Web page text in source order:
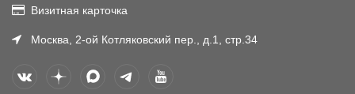
Визитная карточка
Москва, 2-ой Котляковский пер., д.1, стр.34